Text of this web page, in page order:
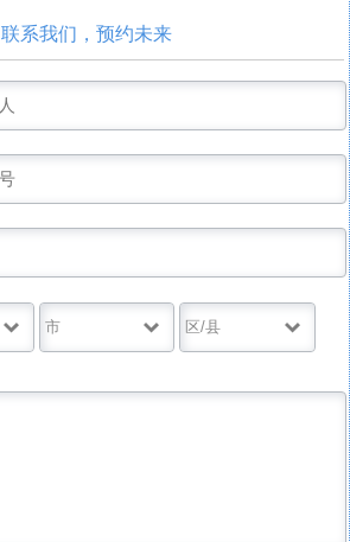
联系我们，预约未来